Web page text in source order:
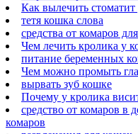
Как вылечить
тетя кошка слова
средства от комаров
Чем лечить кролика у
питание беременных
Чем можно промыть
вырвать зуб кошке
Почему у кролика
средство от комаров в
комаров